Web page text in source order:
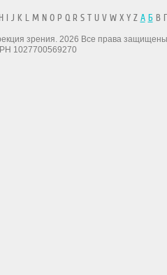
I J K L M N O P Q R S T U V W X Y Z А БВ
зрения. 2026 Все права
1027700569270